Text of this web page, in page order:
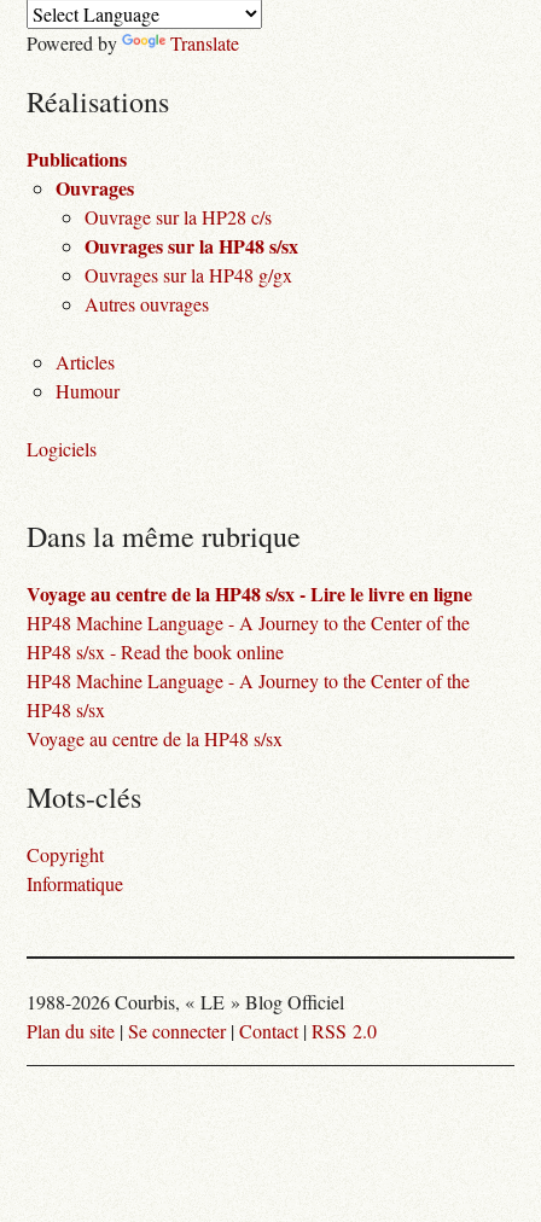
Powered by Translate
Réalisations
Publications
Ouvrages
Ouvrage sur la HP28 c/s
Ouvrages sur la HP48 s/sx
Ouvrages sur la HP48 g/gx
Autres ouvrages
Articles
Humour
Logiciels
Dans la même rubrique
Voyage au centre de la HP48 s/sx - Lire le livre en ligne
HP48 Machine Language - A Journey to the Center of the
HP48 s/sx - Read the book online
HP48 Machine Language - A Journey to the Center of the
HP48 s/sx
Voyage au centre de la HP48 s/sx
Mots-clés
Copyright
Informatique
1988-2026 Courbis, « LE » Blog Officiel
Plan du site |Se connecter|Contact|RSS 2.0